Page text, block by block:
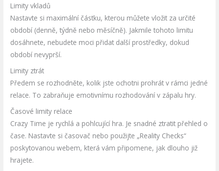
Limity vkladů
Nastavte si maximální částku, kterou můžete vložit za určité
období (denně, týdně nebo měsíčně). Jakmile tohoto limitu
dosáhnete, nebudete moci přidat další prostředky, dokud
období nevyprší.
Limity ztrát
Předem se rozhodněte, kolik jste ochotni prohrát v rámci jedné
relace. To zabraňuje emotivnímu rozhodování v zápalu hry.
Časové limity relace
Crazy Time je rychlá a pohlcující hra. Je snadné ztratit přehled o
čase. Nastavte si časovač nebo použijte „Reality Checks“
poskytovanou webem, která vám připomene, jak dlouho již
hrajete.